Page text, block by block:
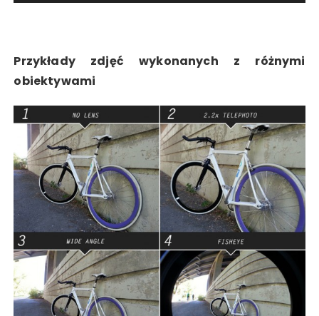
Przykłady zdjęć wykonanych z różnymi
obiektywami